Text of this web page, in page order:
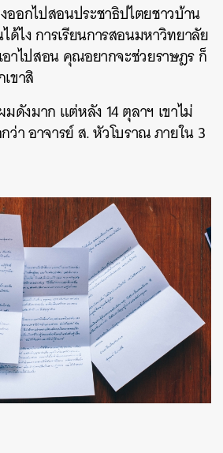
ออกไปสอนประชาธิปไตยชาวบ้าน
ไง การเรียนการสอนมหาวิทยาลัย
าไปสอน คุณอยากจะช่วยราษฎร ก็
ขาสิ
ดังมาก แต่หลัง 14 ตุลาฯ เขาไม่
ว่า อาจารย์ ส. หัวโบราณ ภายใน 3